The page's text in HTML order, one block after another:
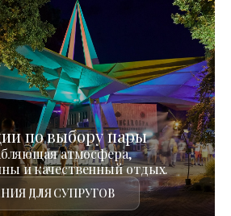
по выбору пары
атмосфера,
и качественный отдых.
ДЛЯ СУПРУГОВ